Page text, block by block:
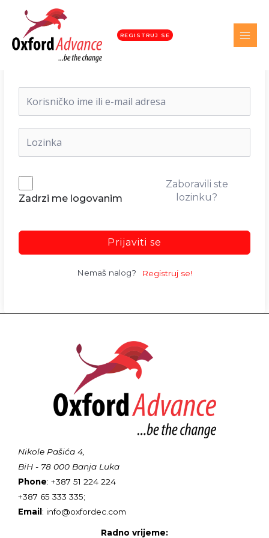
REGISTRUJ SE
Dobrodošli nazad!
Zadrzi me logovanim
Zaboravili ste
lozinku?
Prijaviti se
Nemaš nalog? Registruj se!
Nikole Pašića 4,
BiH - 78 000 Banja Luka
Phone: +387 51 224 224
+387 65 333 335;
Email: info@oxfordec.com
Radno vrijeme: